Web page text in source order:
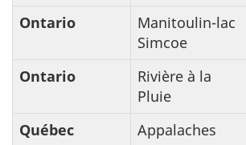
Ontario
Manitoulin-lac
Simcoe
Ontario
Rivière à la
Pluie
Québec Appalaches